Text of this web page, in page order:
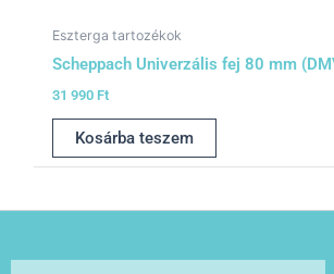
Eszterga tartozékok
Scheppach Univerzális fej 80 mm
31 990 Ft
Kosárba teszem